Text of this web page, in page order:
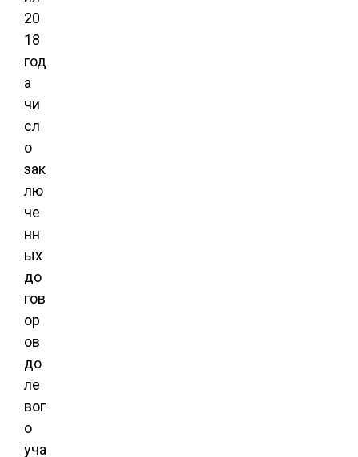
20
18
год
а
чи
сл
о
зак
лю
че
нн
ых
до
гов
ор
ов
до
ле
вог
о
уча